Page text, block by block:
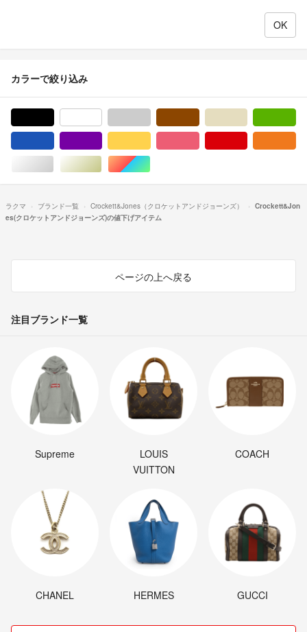
カラーで絞り込み
シルバー/銀色系ゴールド/金色系マルチカラー
ラクマ ブランド一覧 Crockett&Jones（クロケットアンドジョーンズ）
Crockett&Jon
es(クロケットアンドジョーンズ)の値下げアイテム
ページの上へ戻る
注目ブランド一覧
Supreme
LOUIS
VUITTON
COACH
CHANEL HERMES GUCCI